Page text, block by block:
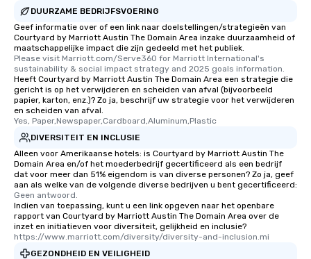
DUURZAME BEDRIJFSVOERING
Geef informatie over of een link naar doelstellingen/strategieën van
Courtyard by Marriott Austin The Domain Area inzake duurzaamheid of
maatschappelijke impact die zijn gedeeld met het publiek.
Please visit Marriott.com/Serve360 for Marriott International's
sustainability & social impact strategy and 2025 goals information.
Heeft Courtyard by Marriott Austin The Domain Area een strategie die
gericht is op het verwijderen en scheiden van afval (bijvoorbeeld
papier, karton, enz.)? Zo ja, beschrijf uw strategie voor het verwijderen
en scheiden van afval.
Yes, Paper,Newspaper,Cardboard,Aluminum,Plastic
DIVERSITEIT EN INCLUSIE
Alleen voor Amerikaanse hotels: is Courtyard by Marriott Austin The
Domain Area en/of het moederbedrijf gecertificeerd als een bedrijf
dat voor meer dan 51% eigendom is van diverse personen? Zo ja, geef
aan als welke van de volgende diverse bedrijven u bent gecertificeerd:
Geen antwoord.
Indien van toepassing, kunt u een link opgeven naar het openbare
rapport van Courtyard by Marriott Austin The Domain Area over de
inzet en initiatieven voor diversiteit, gelijkheid en inclusie?
https://www.marriott.com/diversity/diversity-and-inclusion.mi
GEZONDHEID EN VEILIGHEID